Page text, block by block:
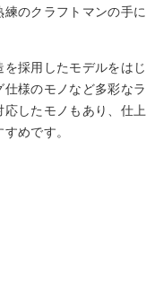
のクラフトマンの手に
採用したモデルをはじ
様のモノなど多彩なラ
したモノもあり、仕上
めです。